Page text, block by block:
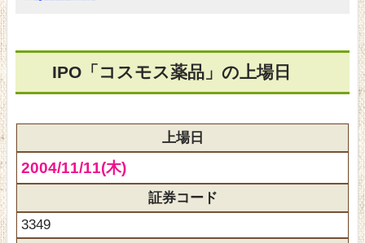
IPO「コスモス薬品」の上場日
上場日
2004/11/11(木)
証券コード
3349